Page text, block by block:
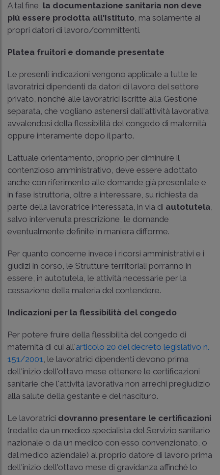
A tal fine, la documentazione sanitaria non deve
più essere prodotta all'Istituto, ma solamente ai
propri datori di lavoro/committenti.
Platea fruitori e domande presentate
Le presenti indicazioni vengono applicate a tutte le
lavoratrici dipendenti da datori di lavoro del settore
privato, nonché alle lavoratrici iscritte alla Gestione
separata, che vogliano astenersi dall'attività lavorativa
avvalendosi della flessibilità del congedo di maternità
oppure interamente dopo il parto.
L'attuale orientamento, proprio per diminuire il
contenzioso amministrativo, deve essere adottato
anche con riferimento alle domande già presentate e
in fase istruttoria, oltre a interessare, su richiesta da
parte della lavoratrice interessata, in via di autotutela,
salvo intervenuta prescrizione, le domande
eventualmente definite in maniera difforme.
Per quanto concerne invece i ricorsi amministrativi e i
giudizi in corso, le Strutture territoriali porranno in
essere, in autotutela, le attività necessarie per la
cessazione della materia del contendere.
Indicazioni per la flessibilità del congedo
Per potere fruire della flessibilità del congedo di
maternità di cui all'articolo 20 del decreto legislativo n.
151/2001, le lavoratrici dipendenti devono prima
dell'inizio dell'ottavo mese ottenere le certificazioni
sanitarie che l'attività lavorativa non arrechi pregiudizio
alla salute della gestante e del nascituro.
Le lavoratrici dovranno presentare le certificazioni
(redatte da un medico specialista del Servizio sanitario
nazionale o da un medico con esso convenzionato, o
dal medico aziendale) al proprio datore di lavoro prima
dell'inizio dell'ottavo mese di gravidanza affinché lo